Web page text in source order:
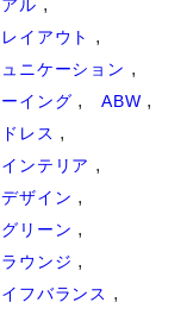
ル
イアウト
ニケーション
イング
ABW
レス
ンテリア
ザイン
リーン
ウンジ
フバランス